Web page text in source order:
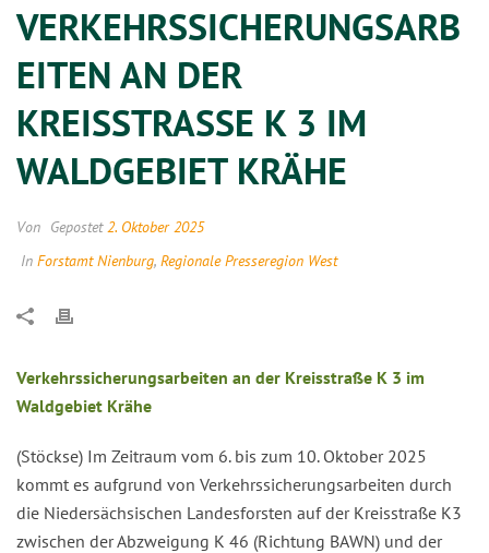
VERKEHRSSICHERUNGSARB
EITEN AN DER
KREISSTRASSE K 3 IM W
ALDGEBIET KRÄHE
Von Gepostet2. Oktober 2025
In Forstamt Nienburg, Regionale Presseregion West
Verkehrssicherungsarbeiten an der Kreisstraße K 3 im
Waldgebiet Krähe
(Stöckse) Im Zeitraum vom 6. bis zum 10. Oktober 2025
kommt es aufgrund von Verkehrssicherungsarbeiten durch
die Niedersächsischen Landesforsten auf der Kreisstraße K3
zwischen der Abzweigung K 46 (Richtung BAWN) und der